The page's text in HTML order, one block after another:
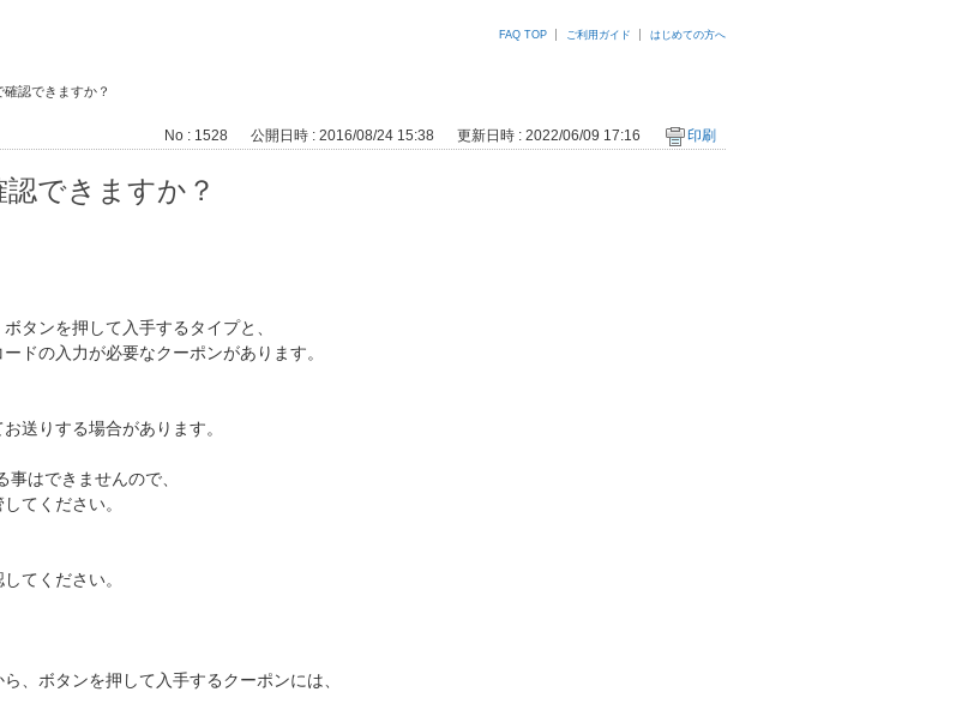
FAQ TOP ご利用ガイド はじめての方へ
認できますか？
No : 1528 公開日時 : 2016/08/24 15:38 更新日時 : 2022/06/09 17:16 印刷
できますか？
タンを押して入手するタイプと、
ドの入力が必要なクーポンがあります。
送りする場合があります。
はできませんので、
てください。
てください。
ら、ボタンを押して入手するクーポンには、